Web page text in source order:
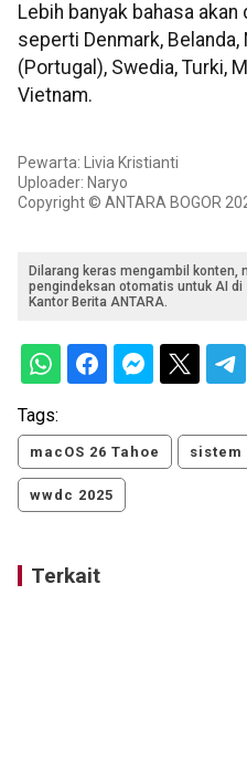
Lebih banyak bahasa
seperti Denmark,
(Portugal), Swedia, Turki,
Vietnam.
Pewarta: Livia Kristianti
Uploader: Naryo
Copyright © ANTARA BOGOR
Dilarang keras mengambil konten,
pengindeksan otomatis untuk AI
Kantor Berita ANTARA.
Tags:
macOS 26 Tahoe sistem
wwdc 2025
Terkait